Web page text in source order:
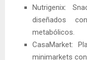
Nutrigenix:
diseñados
metabólicos.
CasaMarket:
minimarkets